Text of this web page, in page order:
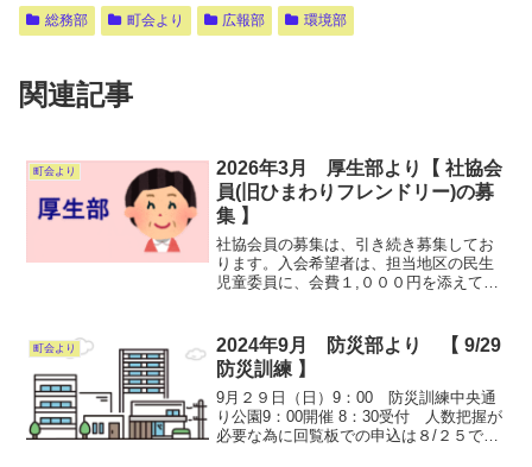
総務部 町会より 広報部 環境部
関連記事
町会より
2026年3月 厚生部より【 社協会
員(旧ひまわりフレンドリー)の募
集 】
社協会員の募集は、引き続き募集してお
ります。入会希望者は、担当地区の民生
児童委員に、会費１,０００円を添えて申
厚生部長
町会より
2024年9月 防災部より 【 9/29
防災訓練 】
9月２９日（日）9：00 防災訓練中央通
り公園9：00開催 8：30受付 人数把握が
必要な為に回覧板での申込は８/２５で終